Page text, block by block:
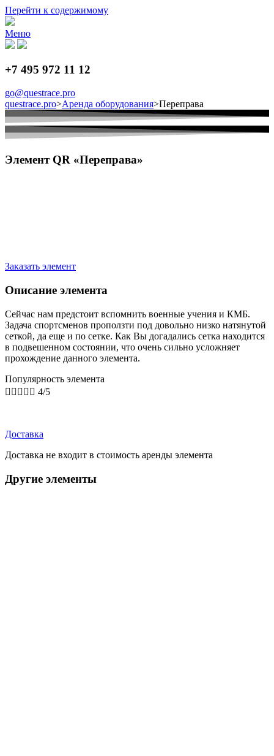
Перейти к содержимому
Меню
+7 495 972 11 12
go@questrace.pro
questrace.pro>Аренда оборудования>Переправа
Элемент QR «Переправа»
Заказать элемент
Описание элемента
Сейчас нам предстоит вспомнить военные учения и КМБ.
Задача спортсменов проползти под довольно низко натянутой
сеткой, да еще и по сетке. Как Вы догадались сетка находится
в подвешенном состоянии, что очень сильно усложняет
прохождение данного элемента.
Популярность элемента
     4/5
Доставка
Доставка не входит в стоимость аренды элемента
Другие элементы